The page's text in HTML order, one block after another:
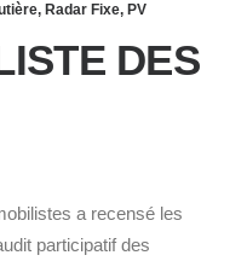
, Radar Fixe, PV
DES
a recensé les
participatif des